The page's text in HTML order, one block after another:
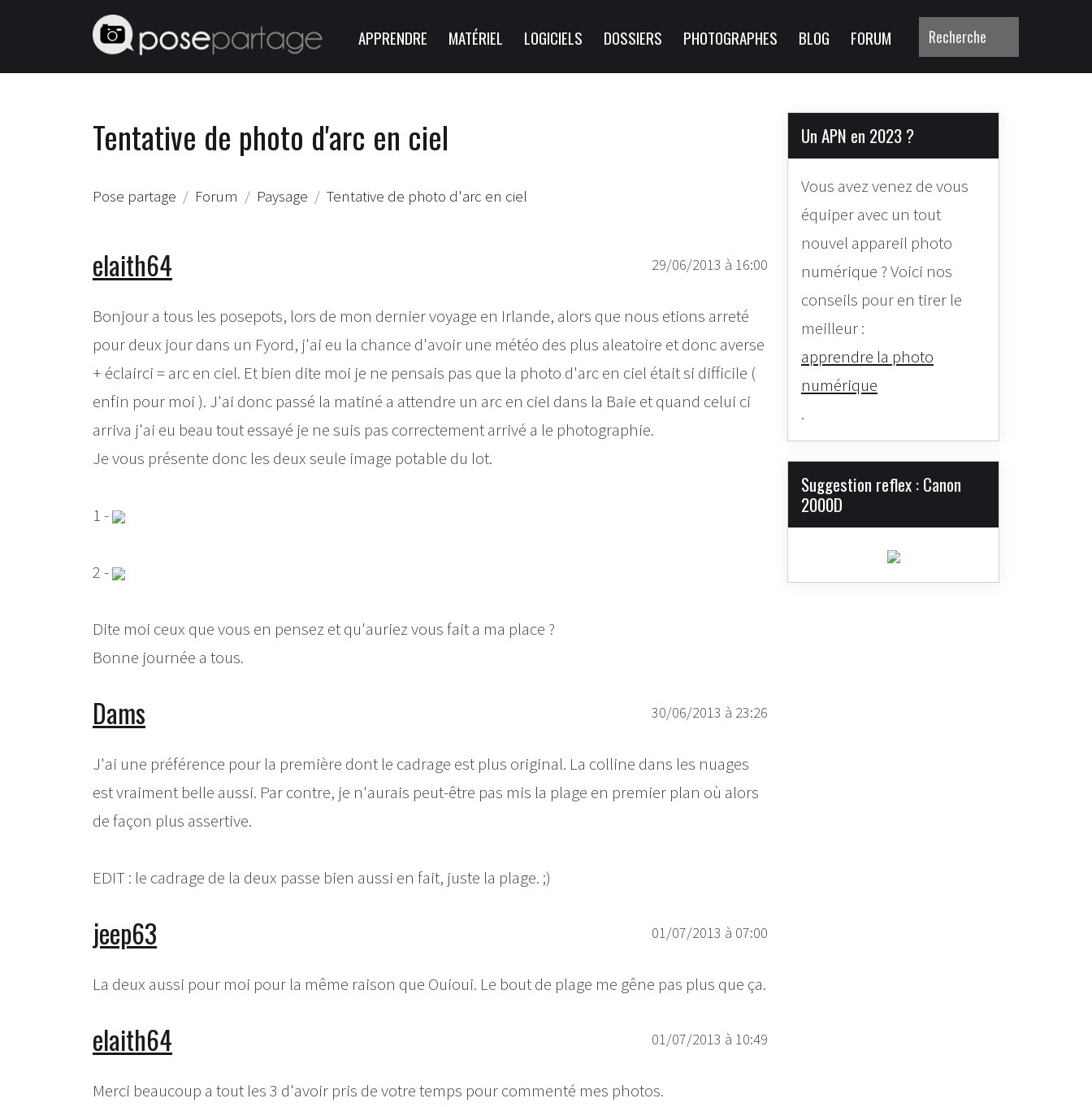
APPRENDRE MATÉRIEL LOGICIELS DOSSIERS PHOTOGRAPHES BLOG FORUM
Tentative de photo d'arc en ciel
Pose partage Forum Paysage Tentative de photo d'arc en ciel
29/06/2013 à 16:00
elaith64
Bonjour a tous les posepots, lors de mon dernier voyage en Irlande, alors que nous etions arreté
pour deux jour dans un Fyord, j'ai eu la chance d'avoir une météo des plus aleatoire et donc averse
+ éclairci = arc en ciel. Et bien dite moi je ne pensais pas que la photo d'arc en ciel était si difficile (
enfin pour moi ). J'ai donc passé la matiné a attendre un arc en ciel dans la Baie et quand celui ci
arriva j'ai eu beau tout essayé je ne suis pas correctement arrivé a le photographie.
Je vous présente donc les deux seule image potable du lot.
1 -
2 -
Dite moi ceux que vous en pensez et qu'auriez vous fait a ma place ?
Bonne journée a tous.
30/06/2013 à 23:26
Dams
J'ai une préférence pour la première dont le cadrage est plus original. La colline dans les nuages
est vraiment belle aussi. Par contre, je n'aurais peut-être pas mis la plage en premier plan où alors
de façon plus assertive.
EDIT : le cadrage de la deux passe bien aussi en fait, juste la plage. ;)
01/07/2013 à 07:00
jeep63
La deux aussi pour moi pour la même raison que Ouioui. Le bout de plage me gêne pas plus que ça.
01/07/2013 à 10:49
elaith64
Merci beaucoup a tout les 3 d'avoir pris de votre temps pour commenté mes photos.
Un APN en 2023 ?
Vous avez venez de vous
équiper avec un tout
nouvel appareil photo
numérique ? Voici nos
conseils pour en tirer le
meilleur :
apprendre la photo
numérique
.
Suggestion reflex : Canon
2000D